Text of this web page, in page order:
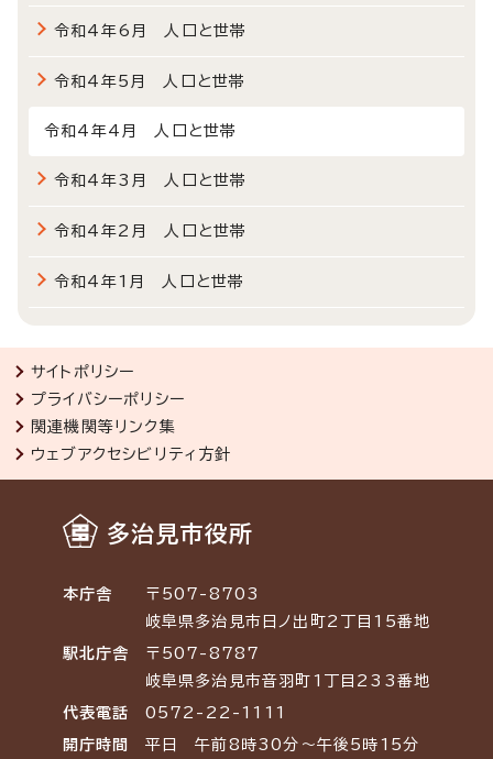
令和4年6月 人口と世帯
令和4年5月 人口と世帯
令和4年4月 人口と世帯
令和4年3月 人口と世帯
令和4年2月 人口と世帯
令和4年1月 人口と世帯
サイトポリシー
プライバシーポリシー
関連機関等リンク集
ウェブアクセシビリティ方針
多治見市役所
本庁舎
〒507-8703
岐阜県多治見市日ノ出町2丁目15番地
駅北庁舎
〒507-8787
岐阜県多治見市音羽町1丁目233番地
代表電話 0572-22-1111
開庁時間 平日 午前8時30分～午後5時15分